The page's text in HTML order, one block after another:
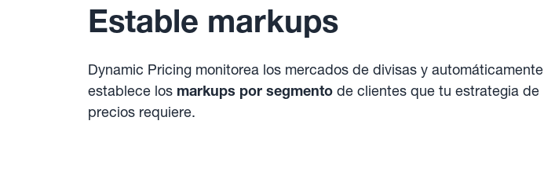
Estable markups
Dynamic Pricing monitorea los mercados de divisas y automáticamente
establece los markups por segmento de clientes que tu estrategia de
precios requiere.